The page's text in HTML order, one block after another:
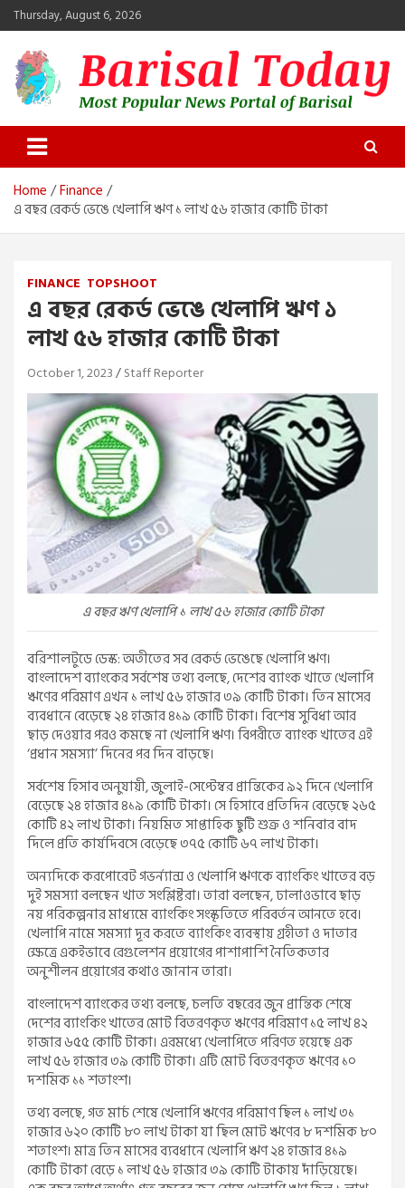
Skip
to
content
Thursday, August 6, 2026
Barisal Today
The Most Popular News Portal in Barisal
Home Finance
এ বছর রেকর্ড ভেঙে খেলাপি ঋণ ১ লাখ ৫৬ হাজার কোটি টাকা
FINANCE TOPSHOOT
এ বছর রেকর্ড ভেঙে খেলাপি ঋণ ১
লাখ ৫৬ হাজার কোটি টাকা
October 1, 2023 Staff Reporter
এ বছর ঋণ খেলাপি ১ লাখ ৫৬ হাজার কোটি টাকা
বরিশালটুডে ডেস্ক: অতীতের সব রেকর্ড ভেঙেছে খেলাপি ঋণ।
বাংলাদেশ ব্যাংকের সর্বশেষ তথ্য বলছে, দেশের ব্যাংক খাতে খেলাপি
ঋণের পরিমাণ এখন ১ লাখ ৫৬ হাজার ৩৯ কোটি টাকা। তিন মাসের
ব্যবধানে বেড়েছে ২৪ হাজার ৪১৯ কোটি টাকা। বিশেষ সুবিধা আর
ছাড় দেওয়ার পরও কমছে না খেলাপি ঋণ। বিপরীতে ব্যাংক খাতের এই
‘প্রধান সমস্যা’ দিনের পর দিন বাড়ছে।
সর্বশেষ হিসাব অনুযায়ী, জুলাই-সেপ্টেম্বর প্রান্তিকের ৯২ দিনে খেলাপি
বেড়েছে ২৪ হাজার ৪১৯ কোটি টাকা। সে হিসাবে প্রতিদিন বেড়েছে ২৬৫
কোটি ৪২ লাখ টাকা। নিয়মিত সাপ্তাহিক ছুটি শুক্র ও শনিবার বাদ
দিলে প্রতি কার্যদিবসে বেড়েছে ৩৭৫ কোটি ৬৭ লাখ টাকা।
অন্যদিকে করপোরেট গভর্ন্যান্স ও খেলাপি ঋণকে ব্যাংকিং খাতের বড়
দুই সমস্যা বলছেন খাত সংশ্লিষ্টরা। তারা বলছেন, ঢালাওভাবে ছাড়
নয় পরিকল্পনার মাধ্যমে ব্যাংকিং সংস্কৃতিতে পরিবর্তন আনতে হবে।
খেলাপি নামে সমস্যা দূর করতে ব্যাংকিং ব্যবস্থায় গ্রহীতা ও দাতার
ক্ষেত্রে একইভাবে রেগুলেশন প্রয়োগের পাশাপাশি নৈতিকতার
অনুশীলন প্রয়োগের কথাও জানান তারা।
বাংলাদেশ ব্যাংকের তথ্য বলছে, চলতি বছরের জুন প্রান্তিক শেষে
দেশের ব্যাংকিং খাতের মোট বিতরণকৃত ঋণের পরিমাণ ১৫ লাখ ৪২
হাজার ৬৫৫ কোটি টাকা। এরমধ্যে খেলাপিতে পরিণত হয়েছে এক
লাখ ৫৬ হাজার ৩৯ কোটি টাকা। এটি মোট বিতরণকৃত ঋণের ১০
দশমিক ১১ শতাংশ।
তথ্য বলছে, গত মার্চ শেষে খেলাপি ঋণের পরিমাণ ছিল ১ লাখ ৩১
হাজার ৬২০ কোটি ৮০ লাখ টাকা যা ছিল মোট ঋণের ৮ দশমিক ৮০
শতাংশ। মাত্র তিন মাসের ব্যবধানে খেলাপি ঋণ ২৪ হাজার ৪১৯
কোটি টাকা বেড়ে ১ লাখ ৫৬ হাজার ৩৯ কোটি টাকায় দাঁড়িয়েছে।